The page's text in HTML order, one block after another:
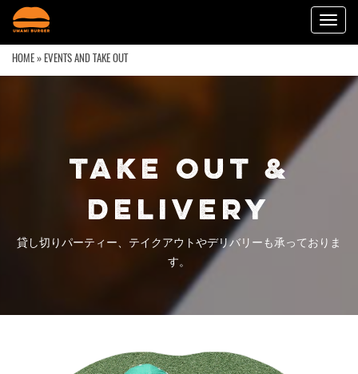
HOME» EVENTS AND TAKE OUT
TAKE OUT &
DELIVERY
貸し切りパーティー、テイクアウトやデリバリーも承っておりま
す。